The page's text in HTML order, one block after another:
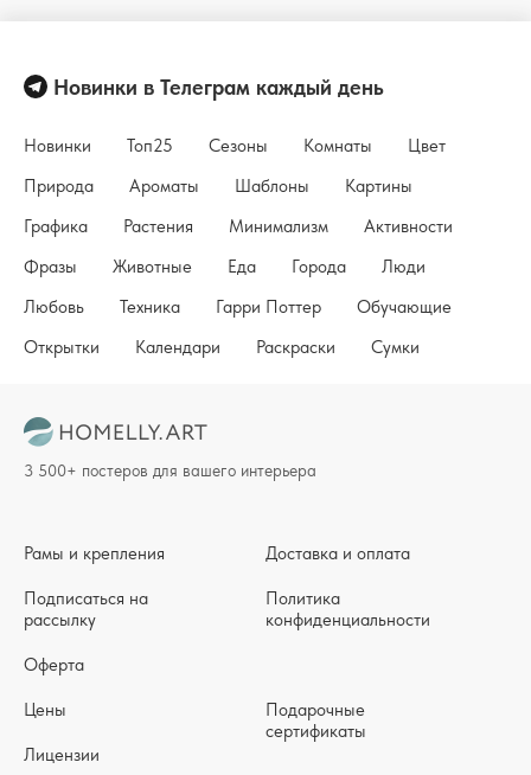
Новинки в Телеграм каждый день
Новинки Топ25 Сезоны Комнаты
Цвет
Природа
Ароматы Шаблоны
Картины
Графика
Растения Минимализм
Активности
Фразы
Животные Еда Города
Люди
Любовь
Техника Гарри Поттер
Обучающие
Открытки
Календари Раскраски Сумки
Рамы и крепления
Подписаться на
рассылку
Оферта
Доставка и оплата
Политика
конфиденциальности
Цены
Лицензии
Подарочные
сертификаты
3 500+ постеров для вашего интерьера